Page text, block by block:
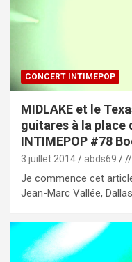
CONCERT INTIMEPOP
MIDLAKE et le
guitares à la place
INTIMEPOP #78
3 juillet 2014 abds69
Je commence cet
Jean-Marc Vallée,